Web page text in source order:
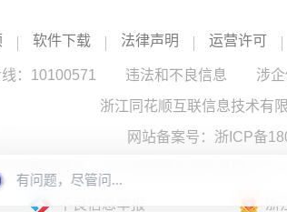
软件下载 法律声明 运营许可
：10100571 违法和不良信息 涉
浙江同花顺互联信息技术有
网站备案号： 浙ICP备
询服务提供：浙江同花顺云软件有限公司
不良信息举报 浙